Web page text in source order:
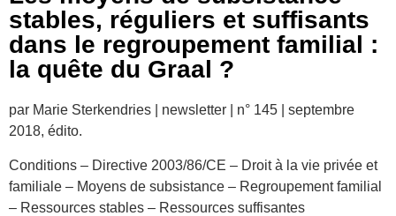
stables, réguliers et suffisants
dans le regroupement familial :
la quête du Graal ?
par Marie Sterkendries | newsletter | n° 145 | septembre
2018, édito.
Conditions – Directive 2003/86/CE – Droit à la vie privée et
familiale – Moyens de subsistance – Regroupement familial
– Ressources stables – Ressources suffisantes